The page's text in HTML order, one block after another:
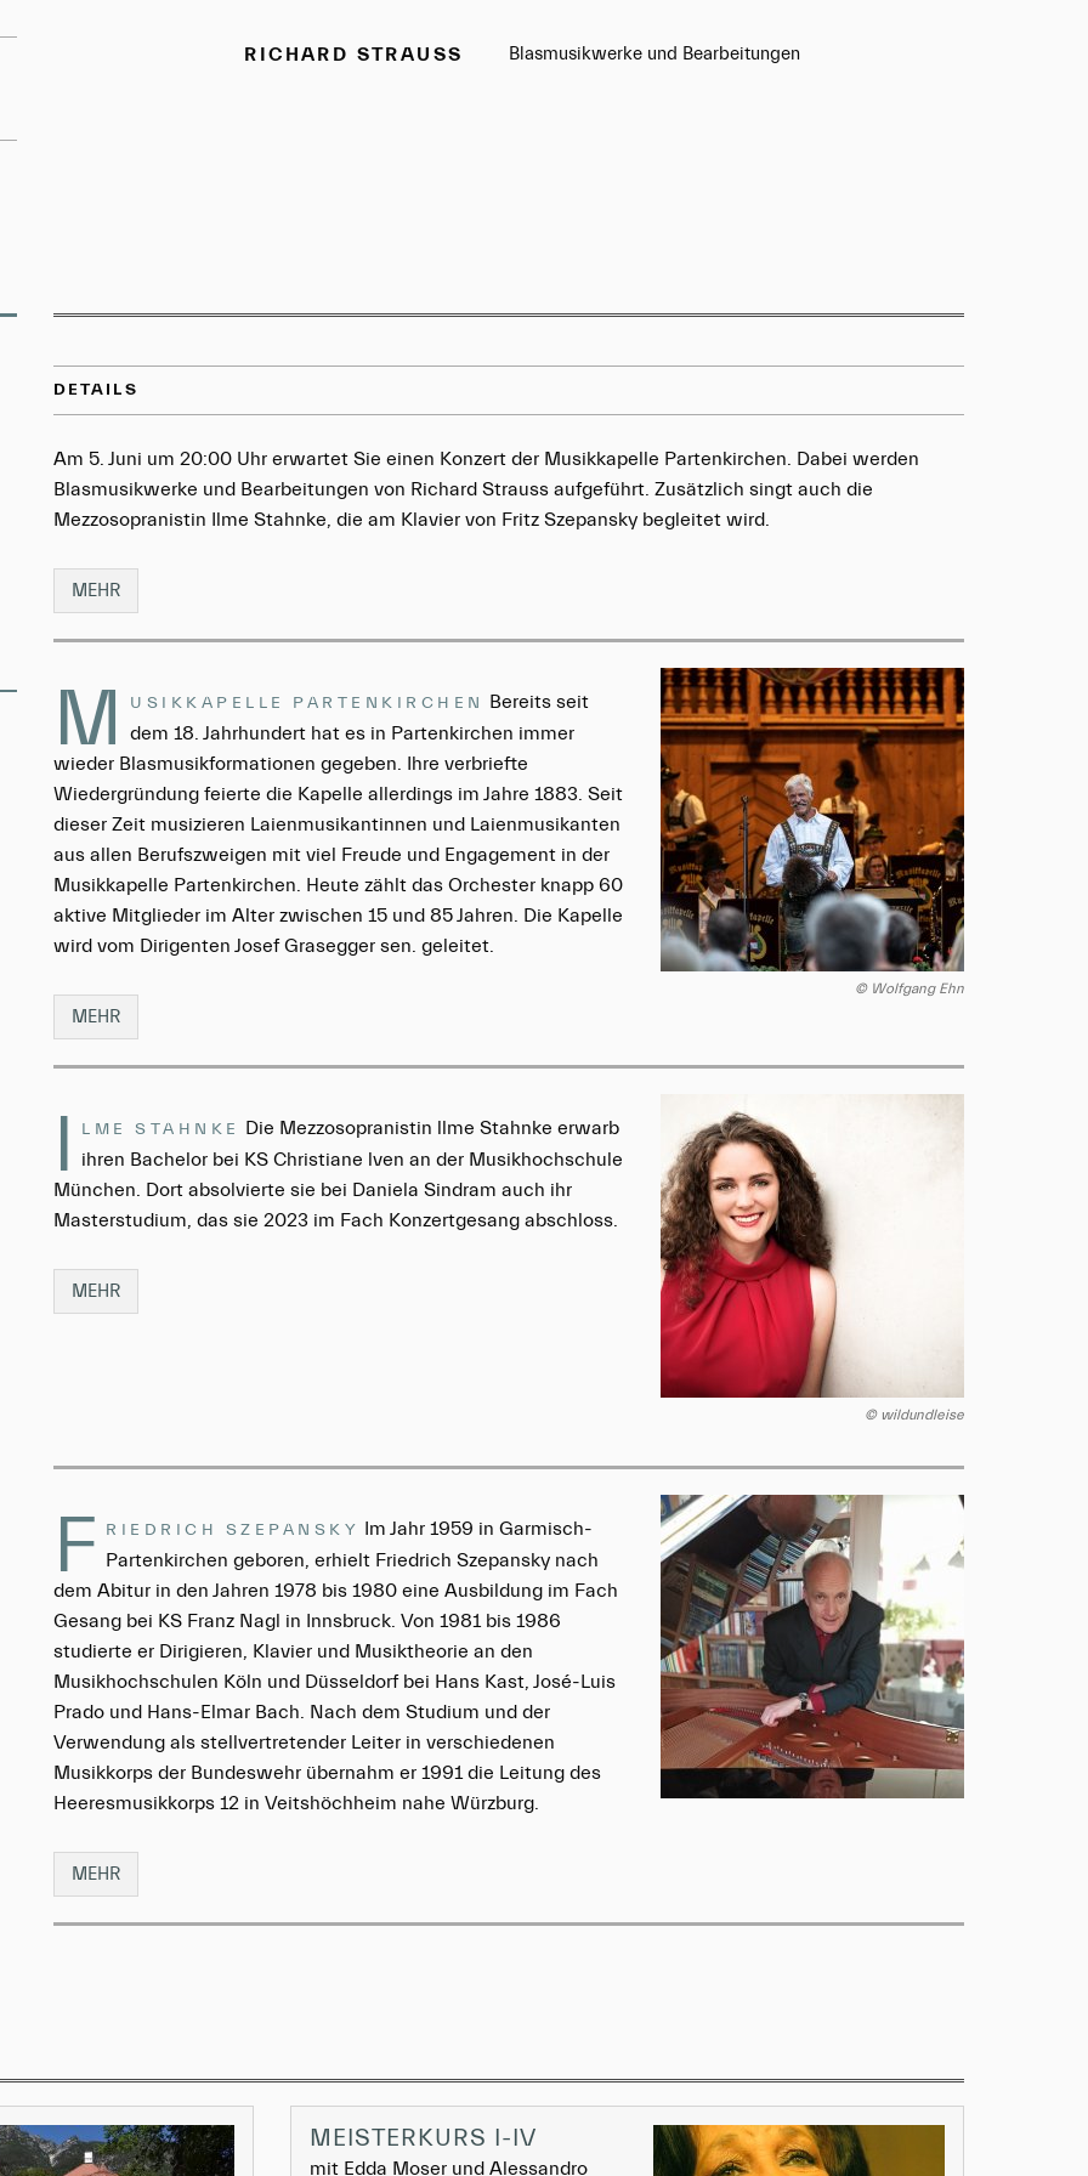
RICHARD STRAUSS Blasmusikwerke und Bearbeitungen
DETAILS
Am 5. Juni um 20:00 Uhr erwartet Sie einen Konzert der Musikkapelle Partenkirchen. Dabei werden
Blasmusikwerke und Bearbeitungen von Richard Strauss aufgeführt. Zusätzlich singt auch die
Mezzosopranistin Ilme Stahnke, die am Klavier von Fritz Szepansky begleitet wird.
MEHR
© Wolfgang Ehn
M USIKKAPELLE PARTENKIRCHEN
Bereits seit
dem 18. Jahrhundert hat es in Partenkirchen immer
wieder Blasmusikformationen gegeben. Ihre verbriefte
Wiedergründung feierte die Kapelle allerdings im Jahre 1883. Seit
dieser Zeit musizieren Laienmusikantinnen und Laienmusikanten
aus allen Berufszweigen mit viel Freude und Engagement in der
Musikkapelle Partenkirchen. Heute zählt das Orchester knapp 60
aktive Mitglieder im Alter zwischen 15 und 85 Jahren. Die Kapelle
wird vom Dirigenten Josef Grasegger sen. geleitet.
MEHR
© wildundleise
I LME STAHNKE
Die Mezzosopranistin llme Stahnke erwarb
ihren Bachelor bei KS Christiane lven an der Musikhochschule
München. Dort absolvierte sie bei Daniela Sindram auch ihr
Masterstudium, das sie 2023 im Fach Konzertgesang abschloss.
MEHR
F RIEDRICH SZEPANSKY Im Jahr 1959 in Garmisch-
Partenkirchen geboren, erhielt Friedrich Szepansky nach
dem Abitur in den Jahren 1978 bis 1980 eine Ausbildung im Fach
Gesang bei KS Franz Nagl in Innsbruck. Von 1981 bis 1986
studierte er Dirigieren, Klavier und Musiktheorie an den
Musikhochschulen Köln und Düsseldorf bei Hans Kast, José-Luis
Prado und Hans-Elmar Bach. Nach dem Studium und der
Verwendung als stellvertretender Leiter in verschiedenen
Musikkorps der Bundeswehr übernahm er 1991 die Leitung des
Heeresmusikkorps 12 in Veitshöchheim nahe Würzburg.
MEHR
MEISTERKURS I-IV
mit Edda Moser und Alessandro